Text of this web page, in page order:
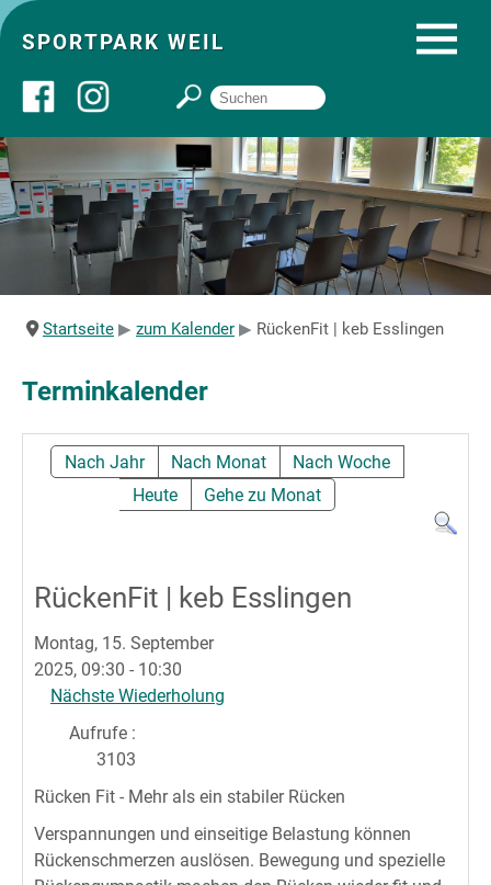
SPORTPARK WEIL
Über uns
Startseite
Angebote
Sportpark
Startseite zum Kalender RückenFit | keb Esslingen
Terminkalender
Nach Jahr Nach Monat
Nach Woche
Heute
Gehe zu Monat
RückenFit | keb Esslingen
Montag, 15. September
2025, 09:30 - 10:30
Nächste Wiederholung
Aufrufe:
3103
Rücken Fit - Mehr als ein stabiler Rücken
Verspannungen und einseitige Belastung können
Rückenschmerzen auslösen. Bewegung und spezielle